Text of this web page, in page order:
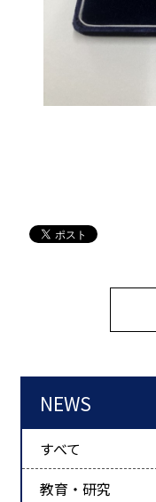
NEWS
すべて
教育・研究